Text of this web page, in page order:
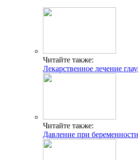
Читайте также:
Лекарственное лечение
Читайте также:
Давление при